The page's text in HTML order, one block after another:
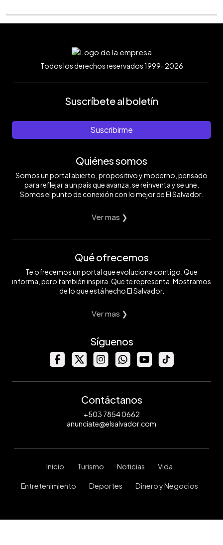
Todos los derechos reservados 1999-2026
Suscríbete al boletín
Suscribirme
Quiénes somos
Somos un portal abierto, propositivo y moderno, pensado
para reflejar a un país que avanza, se reinventa y se une.
Somos el punto de conexión con lo mejor de El Salvador.
Ver mas ❯
Qué ofrecemos
Te ofrecemos un portal que evoluciona contigo. Que
informa, pero también inspira. Que te representa. Mostramos
de lo que está hecho El Salvador.
Ver mas ❯
Síguenos
Contáctanos
+503 7854 0662
anunciate@elsalvador.com
Inicio Turismo Noticias Vida
Entretenimiento Deportes Dinero y Negocios